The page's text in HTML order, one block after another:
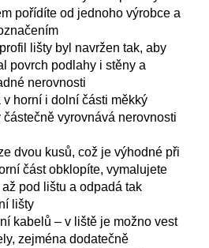
pořídíte od jednoho výrobce a
lišty byl navržen tak, aby
povrch podlahy i stěny a
nerovnosti
horní i dolní části měkký
vyrovnává nerovnosti
dvou kusů, což je výhodné při
část obklopíte, vymalujete
pod lištu a odpadá tak
lišty
kabelů – v liště je možno vest
zejména dodatečně